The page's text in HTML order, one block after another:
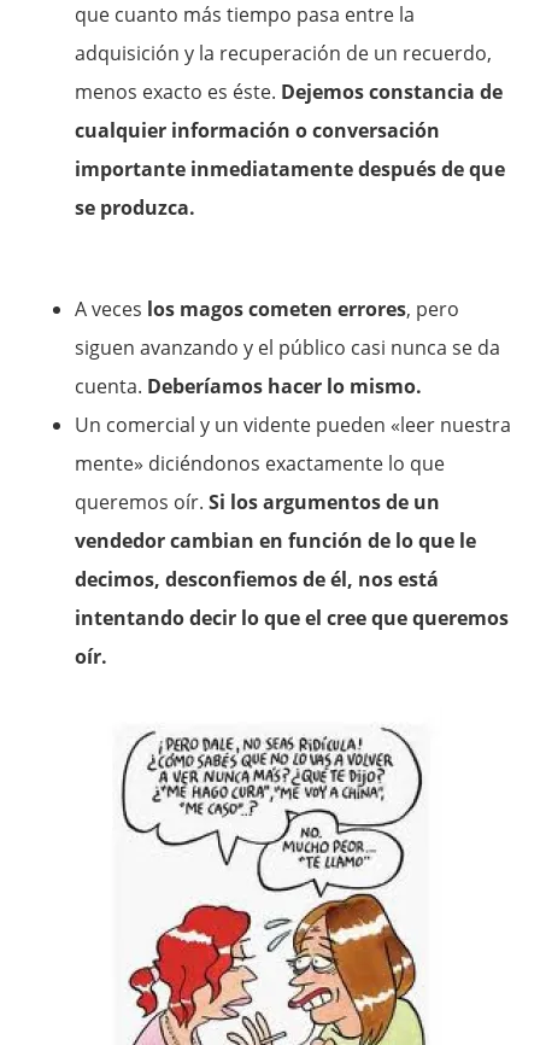
que cuanto más tiempo pasa entre la
adquisición y la recuperación de un recuerdo,
menos exacto es éste. Dejemos constancia de
cualquier información o conversación
importante inmediatamente después de que
se produzca.
A veces los magos cometen errores, pero
siguen avanzando y el público casi nunca se da
cuenta. Deberíamos hacer lo mismo.
Un comercial y un vidente pueden «leer nuestra
mente» diciéndonos exactamente lo que
queremos oír.Si los argumentos de un
vendedor cambian en función de lo que le
decimos, desconfiemos de él, nos está
intentando decir lo que el cree que queremos
oír.